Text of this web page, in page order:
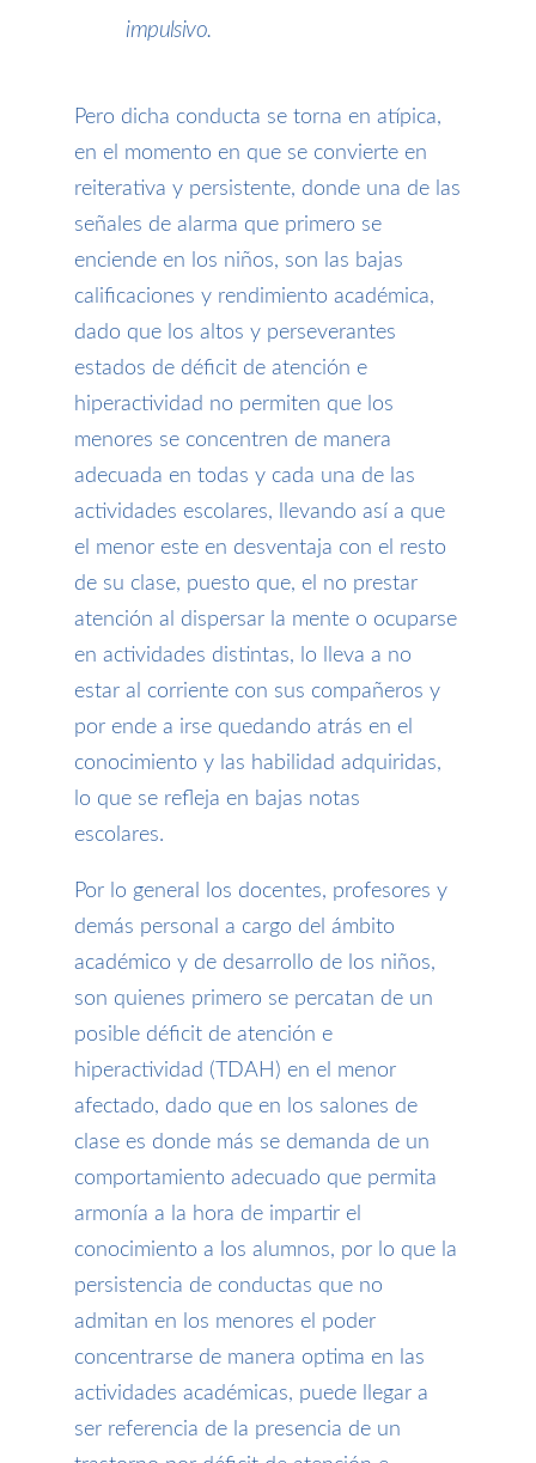
impulsivo.
Pero dicha conducta se torna en atípica,
en el momento en que se convierte en
reiterativa y persistente, donde una de las
señales de alarma que primero se
enciende en los niños, son las bajas
calificaciones y rendimiento académica,
dado que los altos y perseverantes
estados de déficit de atención e
hiperactividad no permiten que los
menores se concentren de manera
adecuada en todas y cada una de las
actividades escolares, llevando así a que
el menor este en desventaja con el resto
de su clase, puesto que, el no prestar
atención al dispersar la mente o ocuparse
en actividades distintas, lo lleva a no
estar al corriente con sus compañeros y
por ende a irse quedando atrás en el
conocimiento y las habilidad adquiridas,
lo que se refleja en bajas notas
escolares.
Por lo general los docentes, profesores y
demás personal a cargo del ámbito
académico y de desarrollo de los niños,
son quienes primero se percatan de un
posible déficit de atención e
hiperactividad (TDAH) en el menor
afectado, dado que en los salones de
clase es donde más se demanda de un
comportamiento adecuado que permita
armonía a la hora de impartir el
conocimiento a los alumnos, por lo que la
persistencia de conductas que no
admitan en los menores el poder
concentrarse de manera optima en las
actividades académicas, puede llegar a
ser referencia de la presencia de un